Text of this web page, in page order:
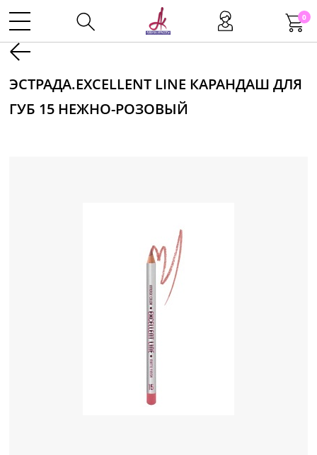
0
Инструменты
Одноразовая продукция
ЭСТРАДА.EXCELLENT LINE КАРАНДАШ ДЛЯ
ГУБ 15 НЕЖНО-РОЗОВЫЙ